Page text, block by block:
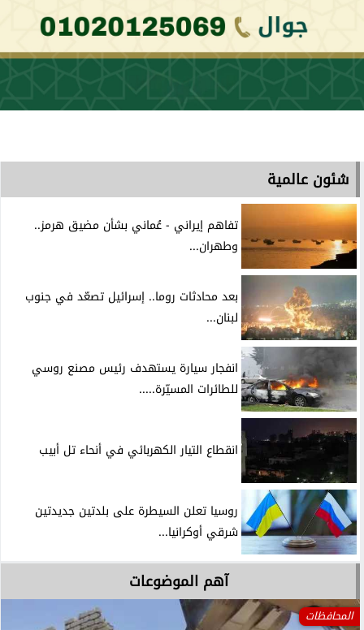
شئون عالمية
تفاهم إيراني - عُماني بشأن مضيق هرمز..
وطهران...
بعد محادثات روما.. إسرائيل تصعّد في جنوب
لبنان...
انفجار سيارة يستهدف رئيس مصنع روسي
للطائرات المسيّرة.....
انقطاع التيار الكهربائي في أنحاء تل أبيب
روسيا تعلن السيطرة على بلدتين جديدتين
شرقي أوكرانيا...
آهم الموضوعات
المحافظات